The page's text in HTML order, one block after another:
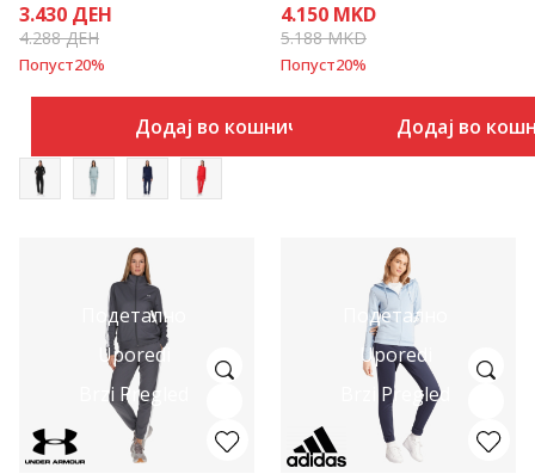
3.430 ДЕН
4.288ДЕН
Попуст20%
Додај во кошничка
4.150 MKD
5.188MKD
Попуст20%
Додај во
Подетално
Uporedi
Brzi Pregled
Подетално
Uporedi
Brzi Pregled